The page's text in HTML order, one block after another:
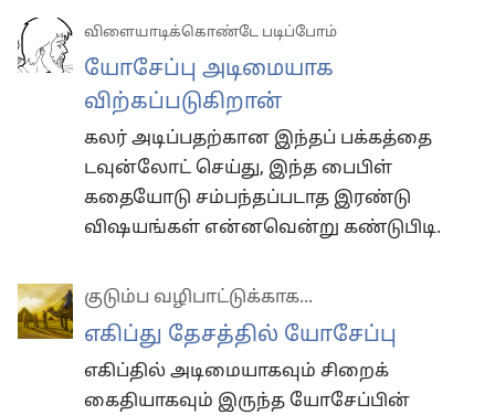
விளையாடிக்கொண்டே படிப்போம்
யோசேப்பு அடிமையாக
விற்கப்படுகிறான்
கலர் அடிப்பதற்கான இந்தப் பக்கத்தை
டவுன்லோட் செய்து, இந்த பைபிள்
கதையோடு சம்பந்தப்படாத இரண்டு
விஷயங்கள் என்னவென்று கண்டுபிடி.
குடும்ப வழிபாட்டுக்காக...
எகிப்து தேசத்தில் யோசேப்பு
எகிப்தில் அடிமையாகவும் சிறைக்
கைதியாகவும் இருந்த யோசேப்பின்